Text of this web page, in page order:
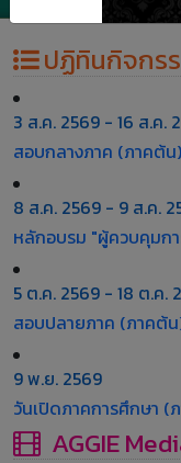
ปฏิทินกิจกร
3 ส.ค. 2569 - 16 ส.ค.
สอบกลางภาค (ภาคต้น
8 ส.ค. 2569 - 9 ส.ค.
หลักอบรม "ผู้ควบคุมก
5 ต.ค. 2569 - 18 ต.ค.
สอบปลายภาค (ภาคต้น
9 พ.ย. 2569
วันเปิดภาคการศึกษา (
AGGIE